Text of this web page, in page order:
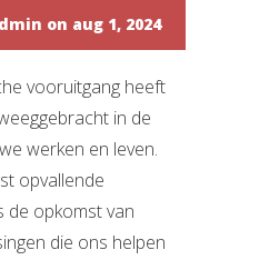
on aug 1, 2024
vooruitgang heeft
in de
werken en leven.
opvallende
de opkomst van
die ons helpen